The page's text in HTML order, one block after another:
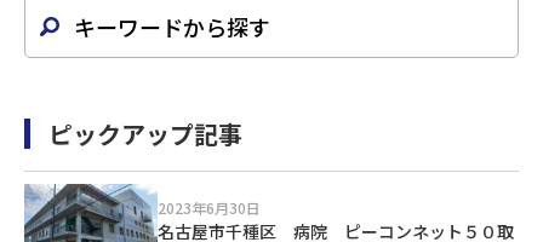
ピックアップ記事
2023年6月30日
名古屋市千種区 病院 ピーコンネット５０取